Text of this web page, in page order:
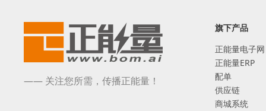
—— 关注您所需，传播正能量！
旗下产品
正能量电子网
正能量ERP
配单
供应链
商城系统